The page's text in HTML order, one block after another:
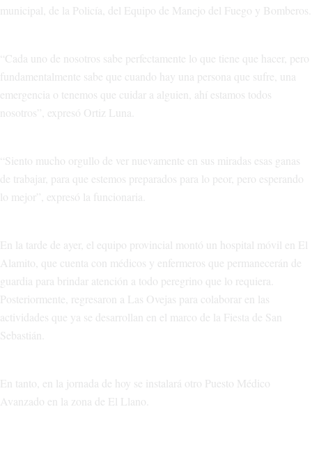
municipal, de la Policía, del Equipo de Manejo del Fuego y Bomberos.
“Cada uno de nosotros sabe perfectamente lo que tiene que hacer, pero
fundamentalmente sabe que cuando hay una persona que sufre, una
emergencia o tenemos que cuidar a alguien, ahí estamos todos
nosotros”, expresó Ortiz Luna.
“Siento mucho orgullo de ver nuevamente en sus miradas esas ganas
de trabajar, para que estemos preparados para lo peor, pero esperando
lo mejor”, expresó la funcionaria.
En la tarde de ayer, el equipo provincial montó un hospital móvil en El
Alamito, que cuenta con médicos y enfermeros que permanecerán de
guardia para brindar atención a todo peregrino que lo requiera.
Posteriormente, regresaron a Las Ovejas para colaborar en las
actividades que ya se desarrollan en el marco de la Fiesta de San
Sebastián.
En tanto, en la jornada de hoy se instalará otro Puesto Médico
Avanzado en la zona de El Llano.